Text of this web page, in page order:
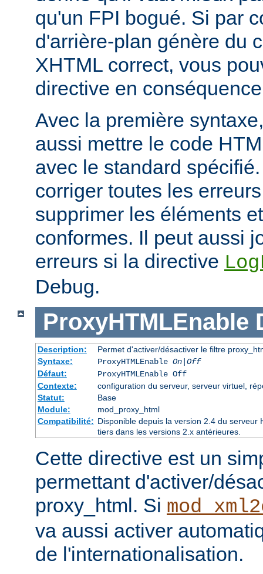
qu'un FPI bogué. Si par
d'arrière-plan génère du
XHTML correct, vous
directive en
Avec la première
aussi mettre le code
avec le standard
corriger toutes les
supprimer les éléments
conformes. Il peut aussi
erreurs si la directive
Debug.
ProxyHTMLEnable
Description:
Permet d'activer/désactiver le filtre
Syntaxe:
ProxyHTMLEnable On|Off
Défaut:
ProxyHTMLEnable Off
Contexte:
configuration du serveur, serveur virtuel,
Statut:
Base
Module:
mod_proxy_html
Compatibilité: Disponible depuis la version 2.4 du serveur
tiers dans les versions 2.x antérieures.
Cette directive est un
permettant d'activer/
proxy_html. Si
va aussi activer
de l'internationalisation.